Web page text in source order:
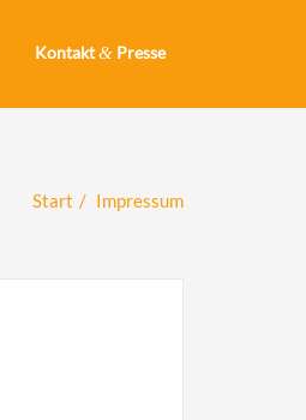
Kontakt& Presse
Start Impressum